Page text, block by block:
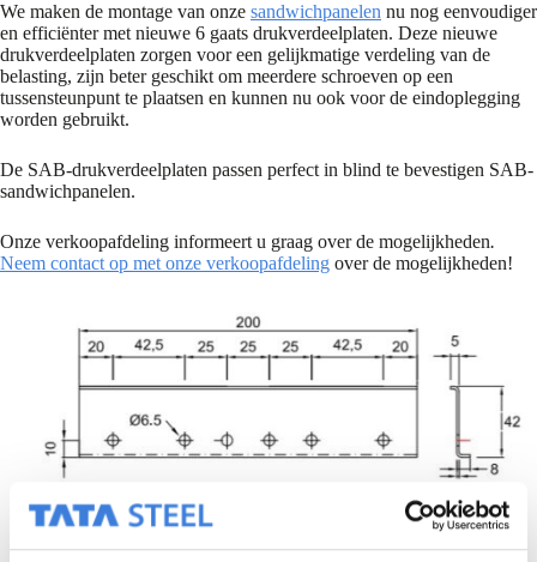
We maken de montage van onze sandwichpanelen nu nog eenvoudiger
en efficiënter met nieuwe 6 gaats drukverdeelplaten. Deze nieuwe
drukverdeelplaten zorgen voor een gelijkmatige verdeling van de
belasting, zijn beter geschikt om meerdere schroeven op een
tussensteunpunt te plaatsen en kunnen nu ook voor de eindoplegging
worden gebruikt.
De SAB-drukverdeelplaten passen perfect in blind te bevestigen SAB-
sandwichpanelen.
Onze verkoopafdeling informeert u graag over de mogelijkheden.
Neem contact op met onze verkoopafdeling over de mogelijkheden!